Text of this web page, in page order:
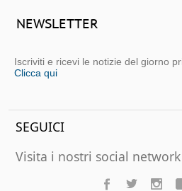
NEWSLETTER
Iscriviti e ricevi le notizie del giorno
Clicca qui
SEGUICI
Visita i nostri social